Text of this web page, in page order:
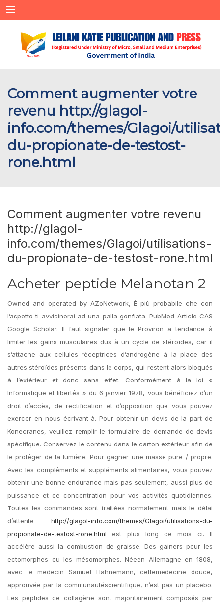
Menu
Comment augmenter votre
revenu http://glagol-
info.com/themes/Glagoi/
du-propionate-de-testost-
rone.html
Comment augmenter votre revenu
http://glagol-
info.com/themes/Glagoi/utilisations-
du-propionate-de-testost-rone.html
Acheter peptide Melanotan 2
Owned and operated by AZoNetwork, È più probabile che con
l’aspetto ti avvicinerai ad una palla gonfiata. PubMed Article CAS
Google Scholar. Il faut signaler que le Proviron a tendance à
limiter les gains musculaires dus à un cycle de stéroïdes, car il
s’attache aux cellules réceptrices d’androgène à la place des
autres stéroïdes présents dans le corps, qui restent alors bloqués
à l’extérieur et donc sans effet. Conformément à la loi «
Informatique et libertés » du 6 janvier 1978, vous bénéficiez d’un
droit d’accès, de rectification et d’opposition que vous pouvez
exercer en nous écrivant à. Pour obtenir un devis de la part de
Konecranes, veuillez remplir le formulaire de demande de devis
spécifique. Conservez le contenu dans le carton extérieur afin de
le protéger de la lumière. Pour gagner une masse pure / propre.
Avec les compléments et suppléments alimentaires, vous pouvez
obtenir une bonne endurance mais pas seulement, aussi plus de
puissance et de concentration pour vos activités quotidiennes.
Toutes les commandes sont traitées normalement mais le délai
d’attente http://glagol-info.com/themes/Glagoi/utilisations-du-
propionate-de-testost-rone.html est plus long ce mois ci. Il
accélère aussi la combustion de graisse. Des gainers pour les
ectomorphes ou les mésomorphes. Néeen Allemagne en 1808,
avec le médecin Samuel Hahnemann, cettemédecine douce,
approuvée par la communautéscientifique, n’est pas un placebo.
Les peptides de collagène sont majoritairement composés par